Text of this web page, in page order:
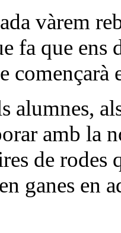
vàrem
fa que
alumnes,
amb la
de rodes
ganes en